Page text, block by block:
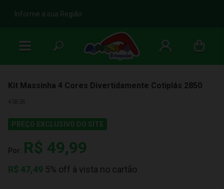
b
Informe a sua Região
Kit Massinha 4 Cores Divertidamente Cotiplás 2850
43838
PREÇO EXCLUSIVO DO SITE
Por: R$ 49,99
R$ 47,49 5% off à vista no cartão